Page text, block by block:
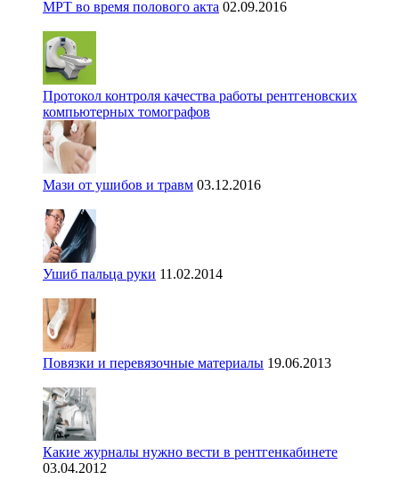
МРТ во время полового акта 02.09.2016
Протокол контроля качества работы рентгеновских
компьютерных томографов
Мази от ушибов и травм 03.12.2016
Ушиб пальца руки 11.02.2014
Повязки и перевязочные материалы 19.06.2013
Какие журналы нужно вести в рентгенкабинете
03.04.2012